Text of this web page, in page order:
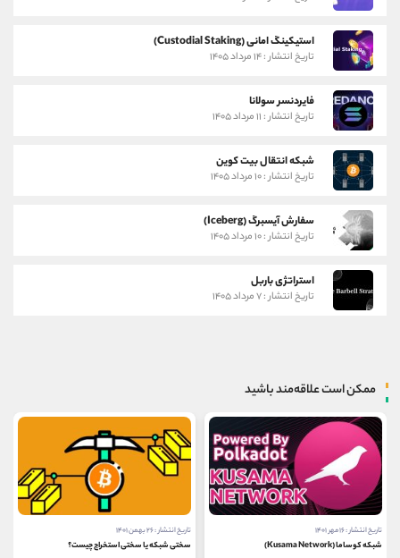
استیکینگ امانی (Custodial Staking)
تاریخ انتشار : ۱۴ مرداد ۱۴۰۵
فایردنسر سولانا
تاریخ انتشار : ۱۱ مرداد ۱۴۰۵
شبکه انتقال بیت کوین
تاریخ انتشار : ۱۰ مرداد ۱۴۰۵
سفارش آیسبرگ (Iceberg)
تاریخ انتشار : ۱۰ مرداد ۱۴۰۵
استراتژی باربل
تاریخ انتشار : ۷ مرداد ۱۴۰۵
ممکن است علاقه‌مند باشید
تاریخ انتشار : ۱۶ مهر ۱۴۰۱
شبکه کوساما (Kusama Network)
تاریخ انتشار : ۲۶ بهمن ۱۴۰۱
سختی شبکه یا سختی استخراج چیست؟